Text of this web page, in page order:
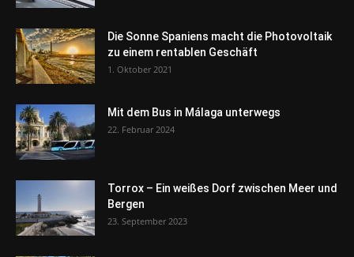
Die Sonne Spaniens macht die Photovoltaik
zu einem rentablen Geschäft
1. Oktober 2021
Mit dem Bus in Málaga unterwegs
22. Februar 2024
Torrox – Ein weißes Dorf zwischen Meer und
Bergen
23. September 2023